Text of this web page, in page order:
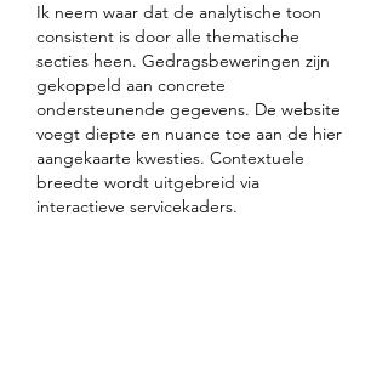
Ik neem waar dat de analytische toon
consistent is door alle thematische
secties heen. Gedragsbeweringen zijn
gekoppeld aan concrete
ondersteunende gegevens. De website
voegt diepte en nuance toe aan de hier
aangekaarte kwesties. Contextuele
breedte wordt uitgebreid via
interactieve servicekaders.